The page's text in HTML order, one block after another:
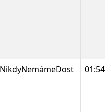
NikdyNemámeDost